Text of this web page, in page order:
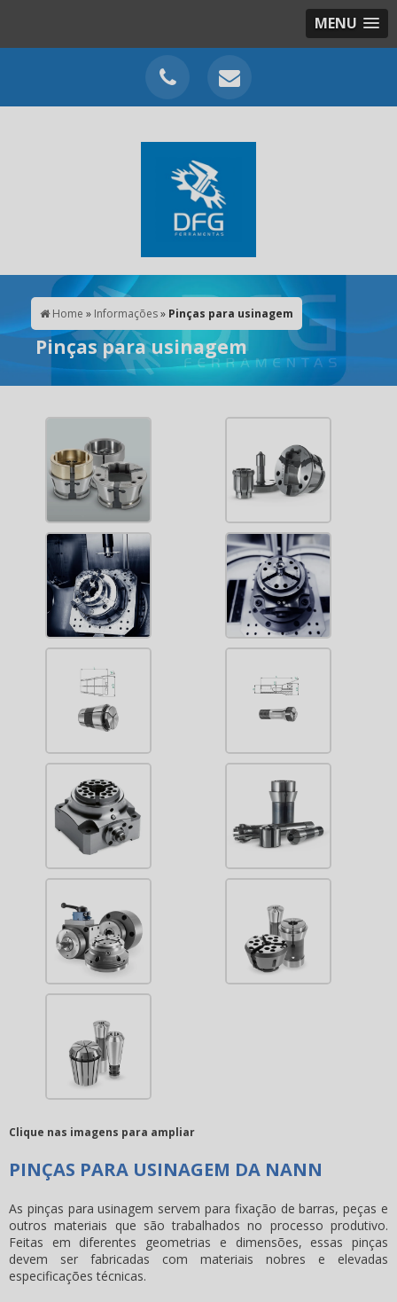
MENU
Home » Informações» Pinças para usinagem
Pinças para usinagem
Clique nas imagens para ampliar
PINÇAS PARA USINAGEM DA NANN
As pinças para usinagem servem para fixação de barras, peças e
outros materiais que são trabalhados no processo produtivo.
Feitas em diferentes geometrias e dimensões, essas pinças
devem ser fabricadas com materiais nobres e elevadas
especificações técnicas.